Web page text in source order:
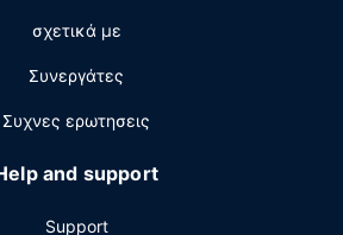
στο ίντερνετ, ένα επιχειρηματικό
πόλη (Τέξας Σίτι); Αυτό το
συνεδριακό χώρο και μια
Στους χώρους μας θα βρείτε
παρκαδόρο.
σχετικά με
Συνεργάτες
Συχνες ερωτησεις
and support
Support